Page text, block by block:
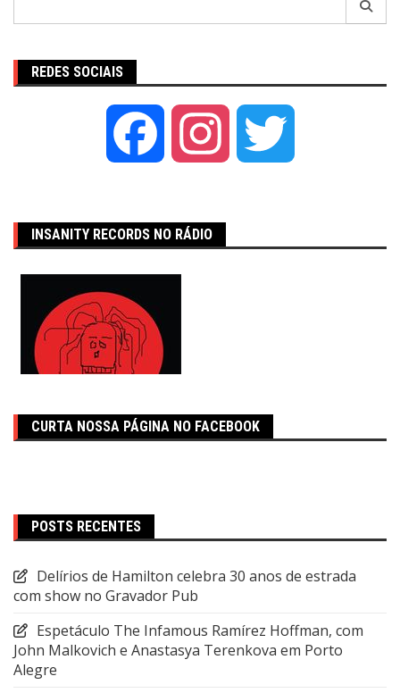
REDES SOCIAIS
Facebook Instagram
INSANITY RECORDS NO RÁDIO
CURTA NOSSA PÁGINA NO FACEBOOK
POSTS RECENTES
Delírios de Hamilton celebra 30 anos de estrada
com show no Gravador Pub
Espetáculo The Infamous Ramírez Hoffman, com
John Malkovich e Anastasya Terenkova em Porto
Alegre